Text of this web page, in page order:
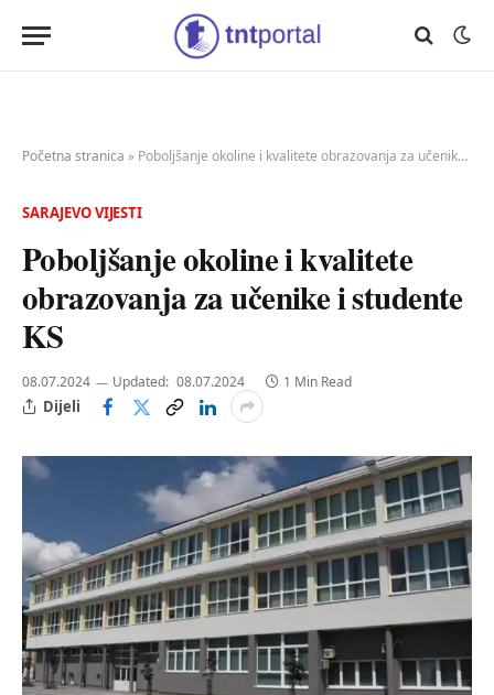
Početna stranica » Poboljšanje okoline i kvalitete obrazovanja za učenike i studente KS
SARAJEVO VIJESTI
Poboljšanje okoline i kvalitete
obrazovanja za učenike i studente
KS
08.07.2024 Updated: 08.07.2024 1 Min Read
Dijeli